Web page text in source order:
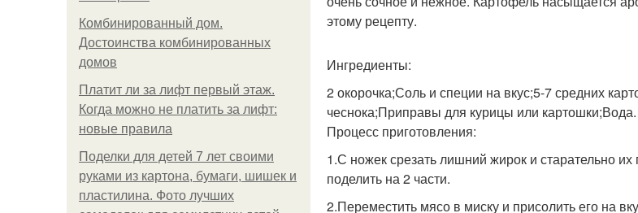
Комбинированный дом.
Достоинства комбинированных
домов
Платит ли за лифт первый этаж.
Когда можно не платить за лифт:
новые правила
Поделки для детей 7 лет своими
руками из картона, бумаги, шишек и
пластилина. Фото лучших
этому рецепту.
Ингредиенты:
2 окорочка;Соль и специи на вкус;5-7 средних
чеснока;Приправы для курицы или картошки;Вода.
Процесс приготовления:
1.С ножек срезать лишний жирок и старательно
поделить на 2 части.
2.Переместить мясо в миску и присолить его на